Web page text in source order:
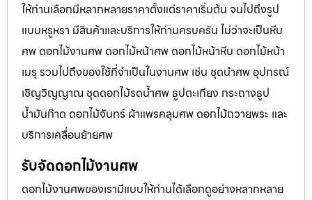
ให้ท่านเลือกมีหลากหลายราคาตั้งแต่ราคาเริ่มต้น จนไปถึงรูป
แบบหรูหรา มีสินค้าและบริการให้ท่านครบครัน ไม่ว่าจะเป็นหีบ
ศพ ดอกไม้งานศพ ดอกไม้หน้าศพ ดอกไม้หน้าหีบ ดอกไม้หน้า
เมรุ รวมไปถึงของใช้ที่จำเป็นในงานศพ เช่น ชุดนำศพ อุปกรณ์
เชิญวิญญาณ ชุดดอกไม้รดน้ำศพ ธูปตะเกียง กระถางธูป
น้ำมันก๊าด ดอกไม้จันทร์ ผ้าแพรคลุมศพ ดอกไม้ถวายพระ และ
บริการเคลื่อนย้ายศพ
รับจัดดอกไม้งานศพ
ดอกไม้งานศพของเรามีแบบให้ท่านได้เลือกดูอย่างหลากหลาย